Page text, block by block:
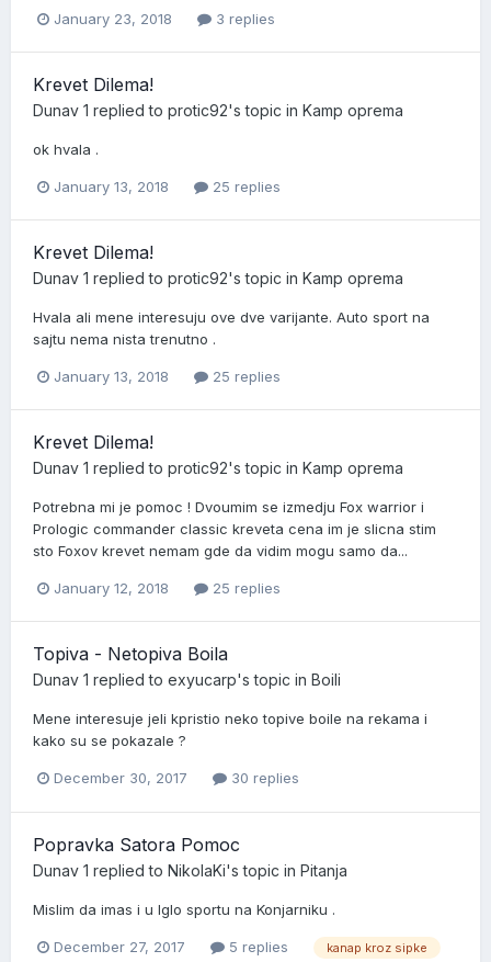
January 23, 2018 3 replies
Krevet Dilema!
Dunav 1 replied to protic92's topic in Kamp oprema
ok hvala .
January 13, 2018 25 replies
Krevet Dilema!
Dunav 1 replied to protic92's topic in Kamp oprema
Hvala ali mene interesuju ove dve varijante. Auto sport na
sajtu nema nista trenutno .
January 13, 2018 25 replies
Krevet Dilema!
Dunav 1 replied to protic92's topic in Kamp oprema
Potrebna mi je pomoc ! Dvoumim se izmedju Fox warrior i
Prologic commander classic kreveta cena im je slicna stim
sto Foxov krevet nemam gde da vidim mogu samo da...
January 12, 2018 25 replies
Topiva - Netopiva Boila
Dunav 1 replied to exyucarp's topic in Boili
Mene interesuje jeli kpristio neko topive boile na rekama i
kako su se pokazale ?
December 30, 2017 30 replies
Popravka Satora Pomoc
Dunav 1 replied to NikolaKi's topic in Pitanja
Mislim da imas i u Iglo sportu na Konjarniku .
December 27, 2017 5 replies kanap kroz sipke